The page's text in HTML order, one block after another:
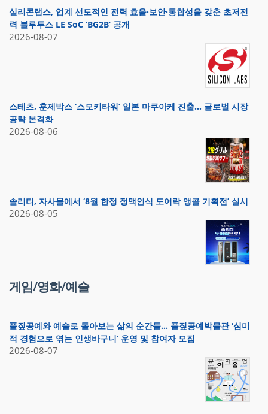
실리콘랩스, 업계 선도적인 전력 효율·보안·통합성을 갖춘 초저전
력 블루투스 LE SoC ‘BG2B’ 공개
2026-08-07
스테츠, 훈제박스 ‘스모키타워’ 일본 마쿠아케 진출… 글로벌 시장
공략 본격화
2026-08-06
솔리티, 자사몰에서 ‘8월 한정 정맥인식 도어락 앵콜 기획전’ 실시
2026-08-05
게임/영화/예술
풀짚공예와 예술로 돌아보는 삶의 순간들… 풀짚공예박물관 ‘심미
적 경험으로 엮는 인생바구니’ 운영 및 참여자 모집
2026-08-07